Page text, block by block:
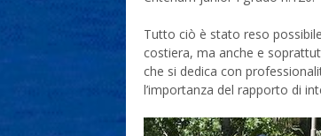
Tutto ciò è stato reso
costiera, ma anche e
che si dedica con
l’importanza del rapporto di